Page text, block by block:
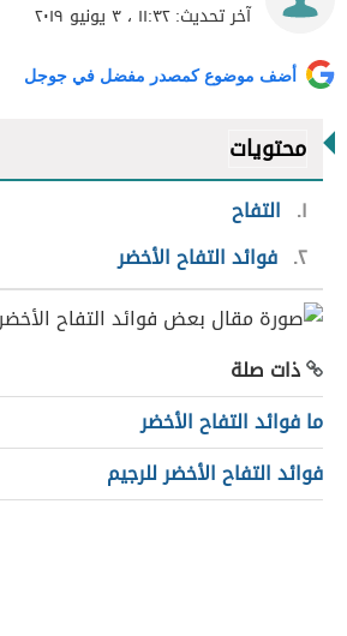
آخر تحديث:١١:٣٢ ، ٣ يونيو ٢٠١٩
أضف موضوع كمصدر مفضل في جوجل
محتويات
١
التفاح
٢ فوائد التفاح الأخضر
ذات صلة
ما فوائد التفاح الأخضر
فوائد التفاح الأخضر للرجيم